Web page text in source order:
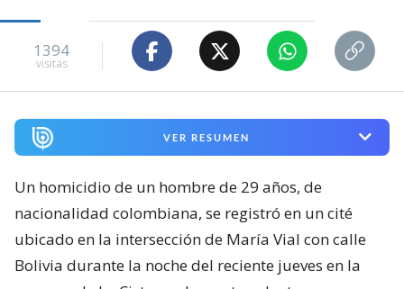
1394
visitas
VER RESUMEN
Un homicidio de un hombre de 29 años, de
nacionalidad colombiana, se registró en un cité
ubicado en la intersección de María Vial con calle
Bolivia durante la noche del reciente jueves en la